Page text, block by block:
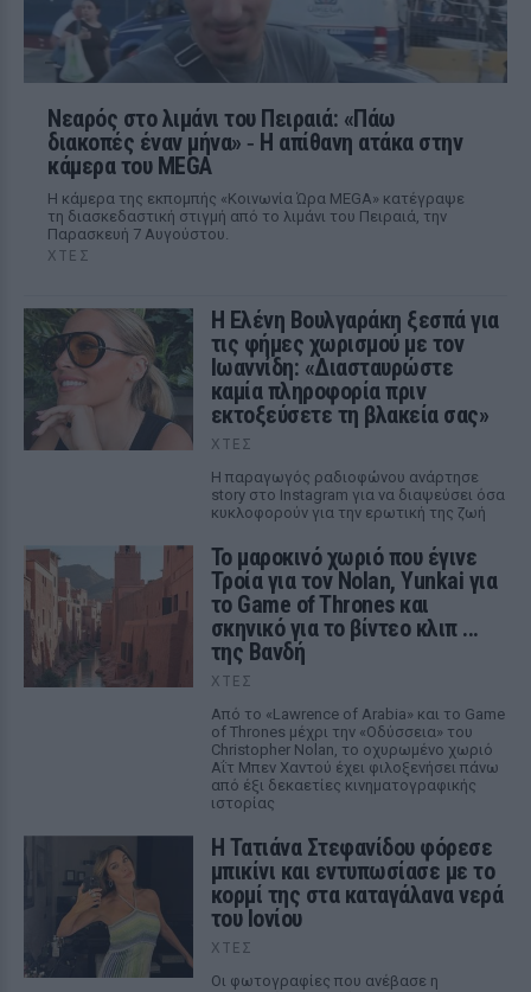
Νεαρός στο λιμάνι του Πειραιά: «Πάω
διακοπές έναν μήνα» ‑ Η απίθανη ατάκα στην
κάμερα του MEGA
Η κάμερα της εκπομπής «Κοινωνία Ώρα MEGA» κατέγραψε
τη διασκεδαστική στιγμή από το λιμάνι του Πειραιά, την
Παρασκευή 7 Αυγούστου.
ΧΤΕΣ
Η Ελένη Βουλγαράκη ξεσπά για
τις φήμες χωρισμού με τον
Ιωαννίδη: «Διασταυρώστε
καμία πληροφορία πριν
εκτοξεύσετε τη βλακεία σας»
ΧΤΕΣ
Η παραγωγός ραδιοφώνου ανάρτησε
story στο Instagram για να διαψεύσει όσα
κυκλοφορούν για την ερωτική της ζωή
Το μαροκινό χωριό που έγινε
Τροία για τον Nolan, Yunkai για
το Game of Thrones και
σκηνικό για το βίντεο κλιπ ...
της Βανδή
ΧΤΕΣ
Από το «Lawrence of Arabia» και το Game
of Thrones μέχρι την «Οδύσσεια» του
Christopher Nolan, το οχυρωμένο χωριό
Αΐτ Μπεν Χαντού έχει φιλοξενήσει πάνω
από έξι δεκαετίες κινηματογραφικής
ιστορίας
Η Τατιάνα Στεφανίδου φόρεσε
μπικίνι και εντυπωσίασε με το
κορμί της στα καταγάλανα νερά
του Ιονίου
ΧΤΕΣ
Οι φωτογραφίες που ανέβασε η